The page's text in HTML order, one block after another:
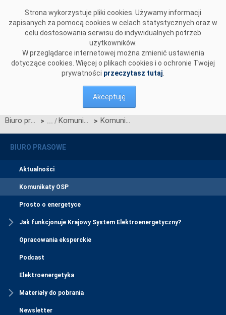
Strona wykorzystuje pliki cookies. Używamy informacji
zapisanych za pomocą cookies w celach statystycznych oraz w
celu dostosowania serwisu do indywidualnych potrzeb
użytkowników.
W przeglądarce internetowej można zmienić ustawienia
dotyczące cookies. Więcej o plikach cookies i o ochronie Twojej
prywatności przeczytasz tutaj
Akceptuję
Biuro prasowe > Komunikaty OSP > Komunikat dotyczący publikacji Standardów technicznych systemu SOWE wer. 4.0
BIURO PRASOWE
Aktualności
Komunikaty OSP
Prosto o energetyce
Jak funkcjonuje Krajowy System Elektroenergetyczny?
Opracowania eksperckie
Podcast
Elektroenergetyka
Materiały do pobrania
Newsletter